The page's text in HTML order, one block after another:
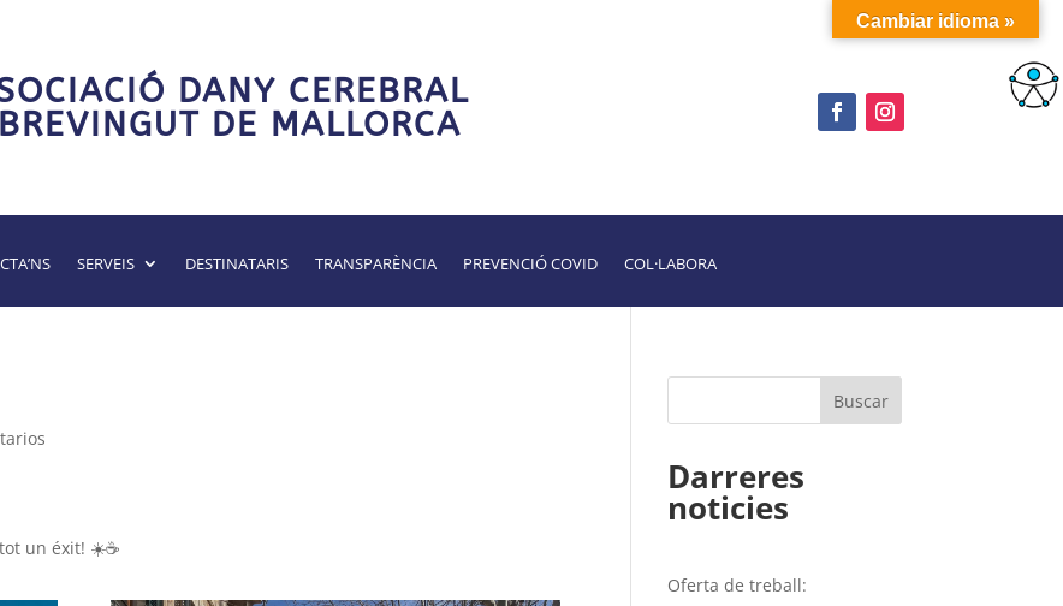
DANY CEREBRAL
DE MALLORCA
SERVEIS DESTINATARIS TRANSPARÈNCIA PREVENCIÓ COVID COL·LABORA
un éxit! ☀️☕️
Darreres
noticies
Oferta de treball:
Cambiar idioma »